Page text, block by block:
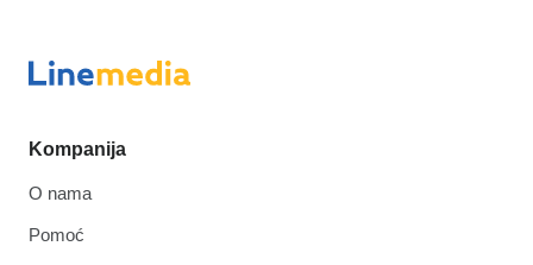
Kompanija
O nama
Pomoć